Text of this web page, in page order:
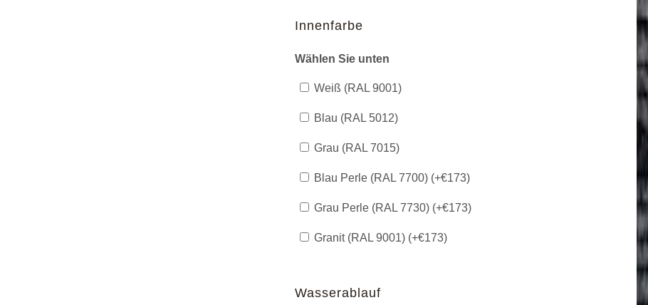
Innenfarbe
Wählen Sie unten
Weiß (RAL 9001)
Blau (RAL 5012)
Grau (RAL 7015)
Blau Perle (RAL 7700) (+€173)
Grau Perle (RAL 7730) (+€173)
Granit (RAL 9001) (+€173)
Wasserablauf